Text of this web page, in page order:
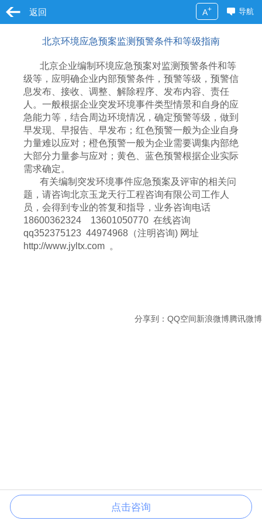
返回 导航
A+
北京环境应急预案监测预警条件和等级指南
北京企业编制环境应急预案对监测预警条件和等
级等，应明确企业内部预警条件，预警等级，预警信
息发布、接收、调整、解除程序、发布内容、责任
人。一般根据企业突发环境事件类型情景和自身的应
急能力等，结合周边环境情况，确定预警等级，做到
早发现、早报告、早发布；红色预警一般为企业自身
力量难以应对；橙色预警一般为企业需要调集内部绝
大部分力量参与应对；黄色、蓝色预警根据企业实际
需求确定。
有关编制突发环境事件应急预案及评审的相关问
题，请咨询北京玉龙天行工程咨询有限公司工作人
员，会得到专业的答复和指导，业务咨询电话
18600362324 13601050770 在线咨询
qq352375123 44974968（注明咨询) 网址
http://www.jyltx.com 。
分享到： QQ空间新浪微博腾讯微博
成果查询 联系我们
点击咨询